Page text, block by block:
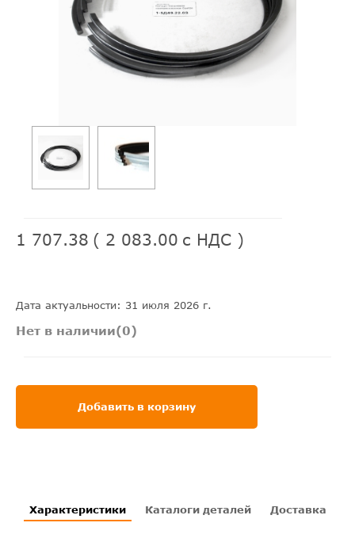
1 707.38 ( 2 083.00 с НДС )
Дата актуальности: 31 июля 2026 г.
Нет в наличии(0)
Добавить в корзину
Характеристики Каталоги деталей Доставка